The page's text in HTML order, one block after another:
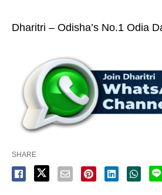
Dharitri – Odisha’s No.1 Odia
SHARE